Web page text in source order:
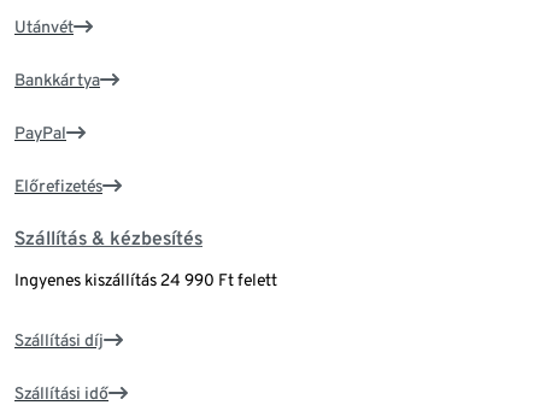
Utánvét
Bankkártya
PayPal
Előrefizetés
Szállítás & kézbesítés
Ingyenes kiszállítás 24 990 Ft felett
Szállítási díj
Szállítási idő